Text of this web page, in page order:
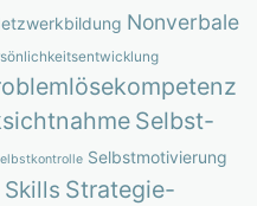
Nonverbale
Selbst-
Selbstmotivierung
Strategie-